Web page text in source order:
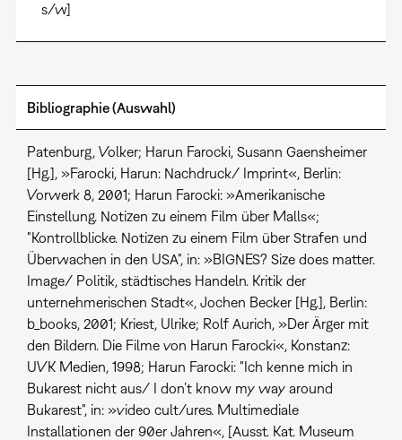
s/w]
Bibliographie (Auswahl)
Patenburg, Volker; Harun Farocki, Susann Gaensheimer
[Hg.], »Farocki, Harun: Nachdruck/ Imprint«, Berlin:
Vorwerk 8, 2001; Harun Farocki: »Amerikanische
Einstellung. Notizen zu einem Film über Malls«;
"Kontrollblicke. Notizen zu einem Film über Strafen und
Überwachen in den USA", in: »BIGNES? Size does matter.
Image/ Politik, städtisches Handeln. Kritik der
unternehmerischen Stadt«, Jochen Becker [Hg.], Berlin:
b_books, 2001; Kriest, Ulrike; Rolf Aurich, »Der Ärger mit
den Bildern. Die Filme von Harun Farocki«, Konstanz:
UVK Medien, 1998; Harun Farocki: "Ich kenne mich in
Bukarest nicht aus/ I don’t know my way around
Bukarest", in: »video cult/ures. Multimediale
Installationen der 90er Jahren«, [Ausst. Kat. Museum